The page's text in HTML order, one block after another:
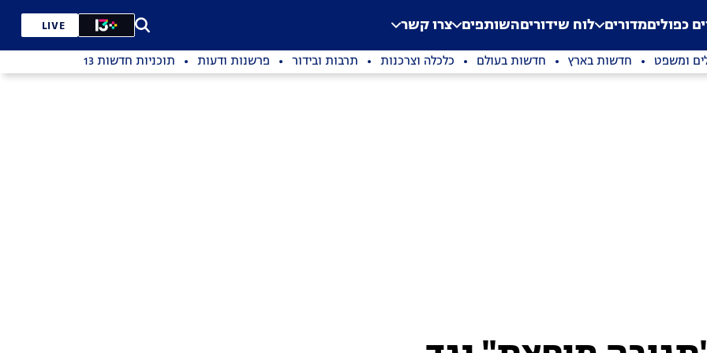
Application error: a
. כפוליםמדורים לוח שידוריםהשותפים צרו קשר LIVE
ומשפט חדשות בארץ חדשות בעולם כלכלה וצרכנות תרבות ובידור פרשנות ודעות תוכניות חדשות 13